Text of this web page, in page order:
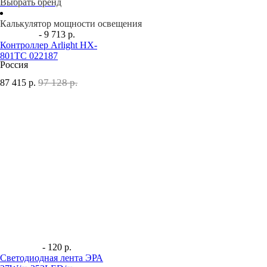
Выбрать бренд
Калькулятор мощности освещения
- 9 713 р.
Контроллер Arlight HX-
801TC 022187
Россия
87 415 р. 97 128 р.
- 120 р.
Светодиодная лента ЭРА